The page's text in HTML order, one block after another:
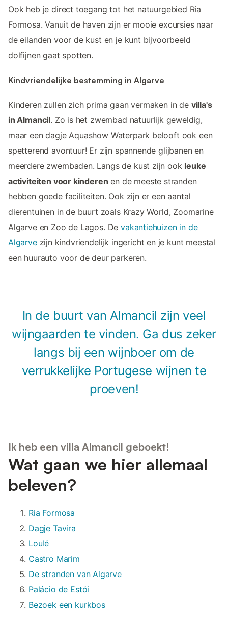
Ook heb je direct toegang tot het natuurgebied Ria
Formosa. Vanuit de haven zijn er mooie excursies naar
de eilanden voor de kust en je kunt bijvoorbeeld
dolfijnen gaat spotten.
Kindvriendelijke bestemming in Algarve
Kinderen zullen zich prima gaan vermaken in de villa's
in Almancil. Zo is het zwembad natuurlijk geweldig,
maar een dagje Aquashow Waterpark belooft ook een
spetterend avontuur! Er zijn spannende glijbanen en
meerdere zwembaden. Langs de kust zijn ook leuke
activiteiten voor kinderen en de meeste stranden
hebben goede faciliteiten. Ook zijn er een aantal
dierentuinen in de buurt zoals Krazy World, Zoomarine
Algarve en Zoo de Lagos. Devakantiehuizen in de
Algarvezijn kindvriendelijk ingericht en je kunt meestal
een huurauto voor de deur parkeren.
In de buurt van Almancil zijn veel
wijngaarden te vinden. Ga dus zeker
langs bij een wijnboer om de
verrukkelijke Portugese wijnen te
proeven!
Ik heb een villa Almancil geboekt!
Wat gaan we hier allemaal
beleven?
Ria Formosa
Dagje Tavira
Loulé
Castro Marim
De stranden van Algarve
Palácio de Estói
Bezoek een kurkbos